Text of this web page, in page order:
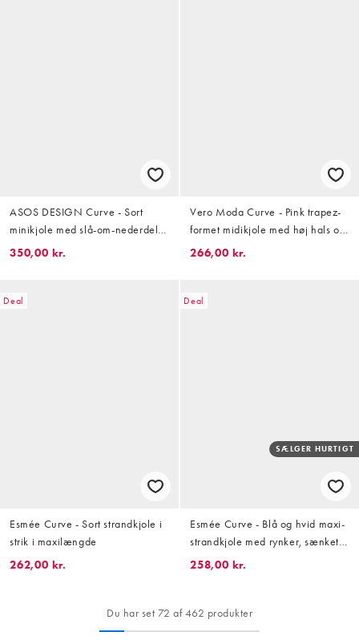
ASOS DESIGN Curve - Sort
minikjole med slå-om-nederdel
og nålestriber
350,00 kr.
Vero Moda Curve - Pink trapez-
formet midikjole med høj hals og
paisley- og patchwork-print
266,00 kr.
Deal
Esmée Curve - Sort strandkjole i
strik i maxilængde
262,00 kr.
Deal
SÆLGER HURTIGT
Esmée Curve - Blå og hvid maxi-
strandkjole med rynker, sænket
talje og gingham-tern
258,00 kr.
Du har set 72 af 462 produkter